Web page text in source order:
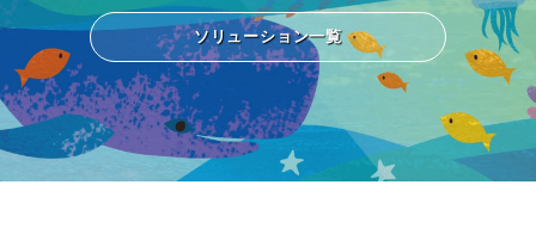
ソリューション一覧